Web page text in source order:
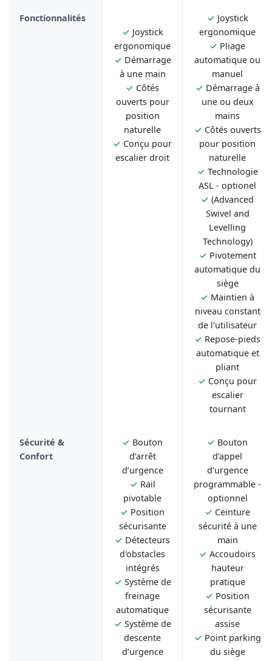
Fonctionnalités
✓ Joystick
ergonomique
✓ Démarrage
à une main
✓ Côtés
ouverts pour
position
naturelle
✓ Conçu pour
escalier droit
✓ Joystick
ergonomique
✓ Pliage
automatique ou
manuel
✓ Démarrage à
une ou deux
mains
✓ Côtés ouverts
pour position
naturelle
✓ Technologie
ASL - optionel
✓ (Advanced
Swivel and
Levelling
Technology)
✓ Pivotement
automatique du
siège
✓ Maintien à
niveau constant
de l'utilisateur
✓ Repose-pieds
automatique et
pliant
✓ Conçu pour
escalier
tournant
Sécurité &
Confort
✓ Bouton
d’arrêt
d’urgence
✓ Rail
pivotable
✓ Position
sécurisante
✓ Détecteurs
d'obstacles
intégrés
✓ Système de
freinage
automatique
✓ Système de
descente
d’urgence
✓ Bouton
d’appel
d’urgence
programmable -
optionnel
✓ Ceinture
sécurité à une
main
✓ Accoudoirs
hauteur
pratique
✓ Position
sécurisante
assise
✓ Point parking
du siège